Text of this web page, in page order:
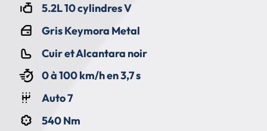
5.2L 10 cylindres V
Gris Keymora Metal
Cuir et Alcantara noir
0 à 100 km/h en 3,7 s
Auto 7
540 Nm